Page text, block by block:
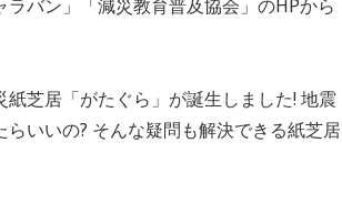
バン」「減災教育普及協会」のHPから
芝居「がたぐら」が誕生しました! 地震
いいの? そんな疑問も解決できる紙芝居